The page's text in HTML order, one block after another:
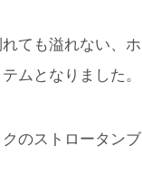
ても溢れない、
ムとなりました。
のストロータン